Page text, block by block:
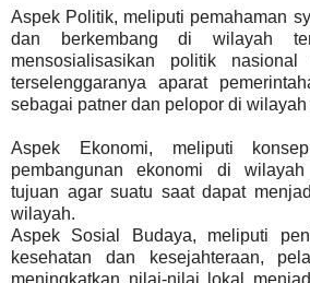
Aspek Politik, meliputi pemahaman
dan berkembang di wilayah
mensosialisasikan politik nasional
terselenggaranya aparat
sebagai patner dan pelopor di wilayah
Aspek Ekonomi, meliputi
pembangunan ekonomi di
tujuan agar suatu saat dapat
wilayah.
Aspek Sosial Budaya, meliputi
kesehatan dan kesejahteraan,